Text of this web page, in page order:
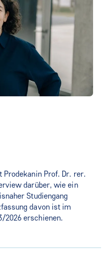
Prodekanin Prof. Dr. rer.
darüber, wie ein
Studiengang
davon ist im
2026 erschienen.